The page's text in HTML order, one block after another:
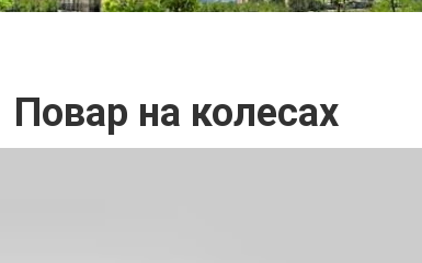
Повар на колесах